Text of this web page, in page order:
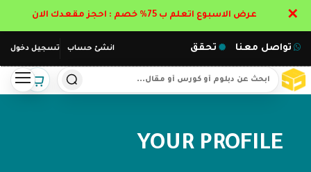
انشئ حساب تسجيل دخول تواصل معنا تحقق
YOUR PROFILE
عرض الاسبوع اتعلم ب 75% خصم : احجز مقعدك الان ✕